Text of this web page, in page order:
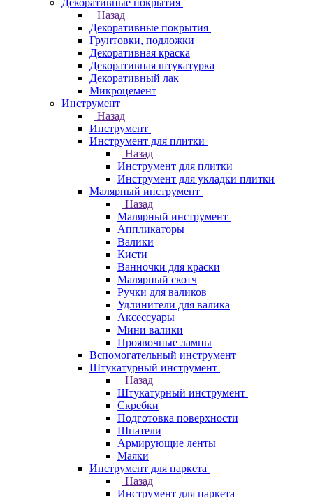
Декоративные покрытия
Назад
Декоративные покрытия
Грунтовки, подложки
Декоративная краска
Декоративная штукатурка
Декоративный лак
Микроцемент
Инструмент
Назад
Инструмент
Инструмент для плитки
Назад
Инструмент для плитки
Инструмент для укладки плитки
Малярный инструмент
Назад
Малярный инструмент
Аппликаторы
Валики
Кисти
Ванночки для краски
Малярный скотч
Ручки для валиков
Удлинители для валика
Аксессуары
Мини валики
Проявочные лампы
Вспомогательный инструмент
Штукатурный инструмент
Назад
Штукатурный инструмент
Скребки
Подготовка поверхности
Шпатели
Армирующие ленты
Маяки
Инструмент для паркета
Назад
Инструмент для паркета